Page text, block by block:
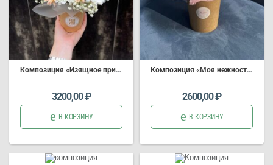
Композиция «Изящное признание»
3200,00₽
В КОРЗИНУ
Композиция «Моя нежность»
2600,00₽
В КОРЗИНУ